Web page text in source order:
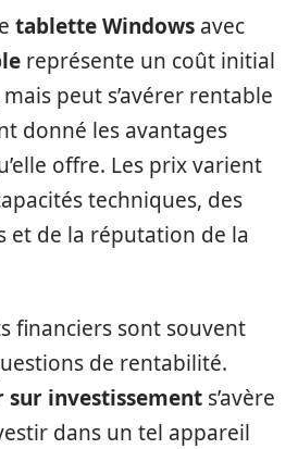
tablette Windows avec
représente un coût initial
peut s’avérer rentable
donné les avantages
offre. Les prix varient
techniques, des
et de la réputation de la
financiers sont souvent
de rentabilité.
sur investissement s’avère
dans un tel appareil